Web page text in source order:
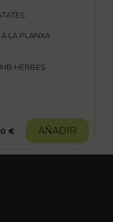
LA PLANXA
HERBES
€ AÑADIR